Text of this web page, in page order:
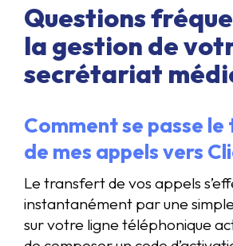
Questions
la gestion de
secrétariat
Comment se passe
de mes appels vers
Le transfert de vos appels
instantanément par une
sur votre ligne téléphonique